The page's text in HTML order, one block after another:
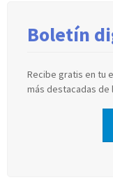
Boletín
Recibe gratis en tu
más destacadas de